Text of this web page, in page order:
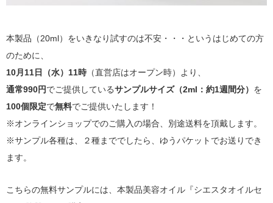
本製品（20ml）をいきなり試すのは不安・・・というはじめての方
のために、
10月11日（水）11時 （直営店はオープン時）より、
通常990円でご提供しているサンプルサイズ（2ml：約1週間分） を
100個限定で無料でご提供いたします！
※オンラインショップでのご購入の場合、別途送料を頂戴します。
※サンプル各種は、２種まででしたら、ゆうパケットでお送りでき
ます。
こちらの無料サンプルには、本製品美容オイル『シエスタオイルセ